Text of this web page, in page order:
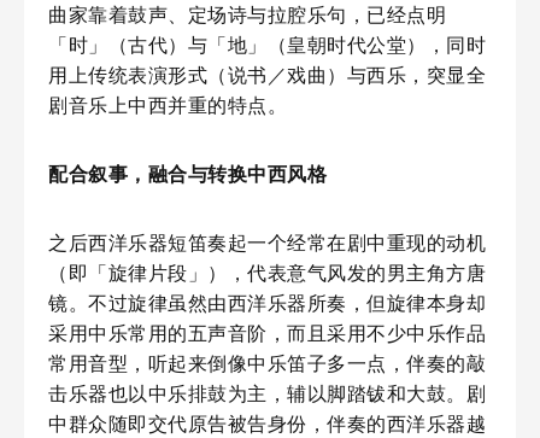
曲家靠着鼓声、定场诗与拉腔乐句，已经点明
「时」（古代）与「地」（皇朝时代公堂），同时
用上传统表演形式（说书／戏曲）与西乐，突显全
剧音乐上中西并重的特点。
配合叙事，融合与转换中西风格
之后西洋乐器短笛奏起一个经常在剧中重现的动机
（即「旋律片段」），代表意气风发的男主角方唐
镜。不过旋律虽然由西洋乐器所奏，但旋律本身却
采用中乐常用的五声音阶，而且采用不少中乐作品
常用音型，听起来倒像中乐笛子多一点，伴奏的敲
击乐器也以中乐排鼓为主，辅以脚踏钹和大鼓。剧
中群众随即交代原告被告身份，伴奏的西洋乐器越